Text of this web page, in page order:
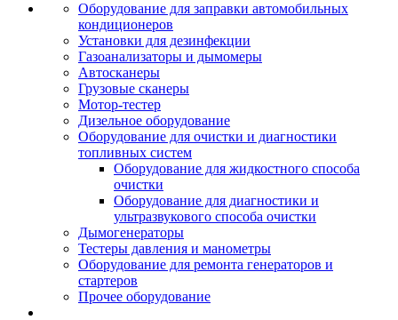
Оборудование для заправки автомобильных
кондиционеров
Установки для дезинфекции
Газоанализаторы и дымомеры
Автосканеры
Грузовые сканеры
Мотор-тестер
Дизельное оборудование
Оборудование для очистки и диагностики
топливных систем
Оборудование для жидкостного способа
очистки
Оборудование для диагностики и
ультразвукового способа очистки
Дымогенераторы
Тестеры давления и манометры
Оборудование для ремонта генераторов и
стартеров
Прочее оборудование